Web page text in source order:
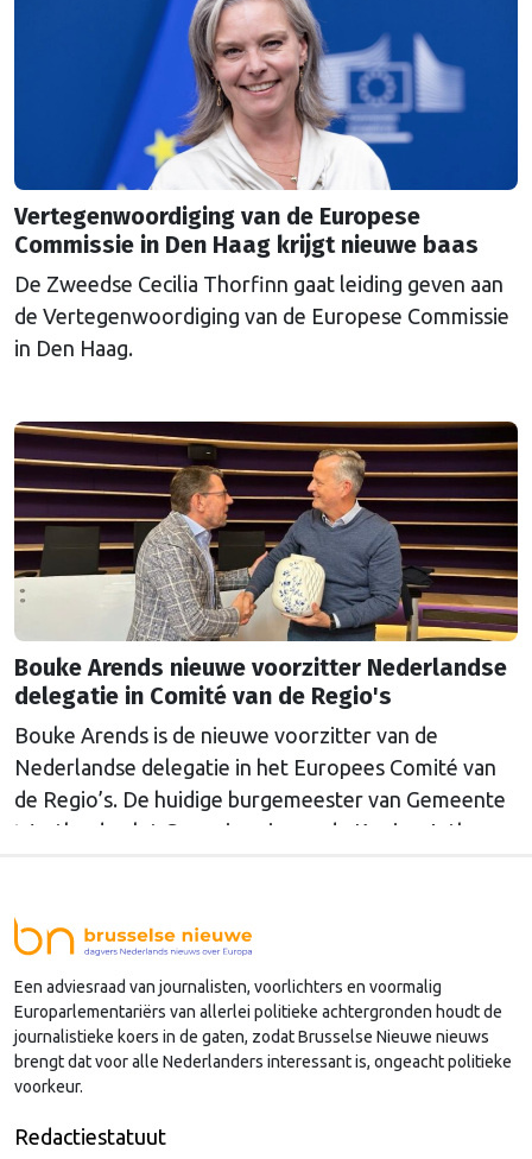
Vertegenwoordiging van de Europese
Commissie in Den Haag krijgt nieuwe baas
De Zweedse Cecilia Thorfinn gaat leiding geven aan
de Vertegenwoordiging van de Europese Commissie
in Den Haag.
Bouke Arends nieuwe voorzitter Nederlandse
delegatie in Comité van de Regio's
Bouke Arends is de nieuwe voorzitter van de
Nederlandse delegatie in het Europees Comité van
de Regio’s. De huidige burgemeester van Gemeente
Westland volgt Commissaris van de Koning Arthur
Nederlandse regio’s behoorlijk succesvol in hun
lobby in Brussel, en dat komt vooral omdat …
Continued
Een adviesraad van journalisten, voorlichters en voormalig
Europarlementariërs van allerlei politieke achtergronden houdt de
journalistieke koers in de gaten, zodat Brusselse Nieuwe nieuws
brengt dat voor alle Nederlanders interessant is, ongeacht politieke
voorkeur.
Redactiestatuut